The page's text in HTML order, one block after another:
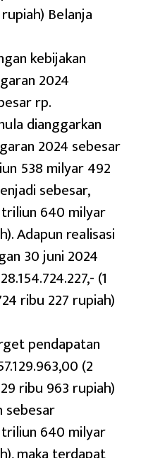
Belanja
kebijakan
2024
rp.
dianggarkan
2024 sebesar
538 milyar 492
sebesar,
triliun 640 milyar
Adapun realisasi
30 juni 2024
(1
ribu 227 rupiah)
pendapatan
(2
ribu 963 rupiah)
sebesar
triliun 640 milyar